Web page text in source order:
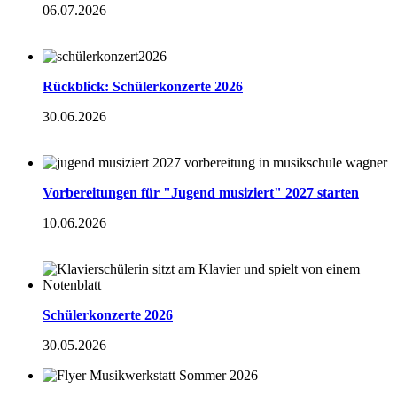
06.07.2026
Rückblick: Schülerkonzerte 2026
30.06.2026
Vorbereitungen für "Jugend musiziert" 2027 starten
10.06.2026
Schülerkonzerte 2026
30.05.2026